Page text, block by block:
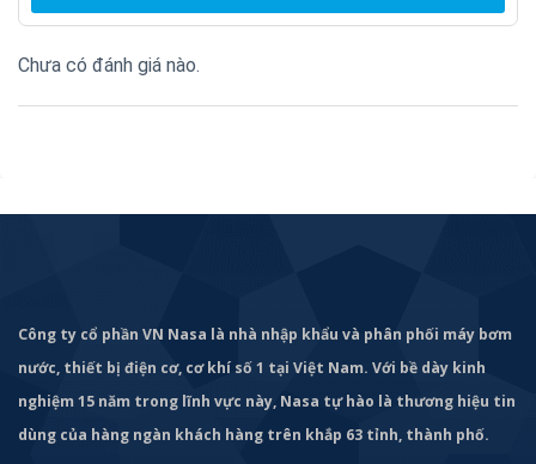
Việt Nam mà còn trên cả thị trường thế giới, Hãng còn cung
cấp nhiều model sản phẩm khác trong dòng bơm chìm WQ
Chưa có đánh giá nào.
Công ty cổ phần VN Nasa là nhà nhập khẩu và phân phối máy bơm
nước, thiết bị điện cơ, cơ khí số 1 tại Việt Nam. Với bề dày kinh
nghiệm 15 năm trong lĩnh vực này, Nasa tự hào là thương hiệu tin
dùng của hàng ngàn khách hàng trên khắp 63 tỉnh, thành phố.